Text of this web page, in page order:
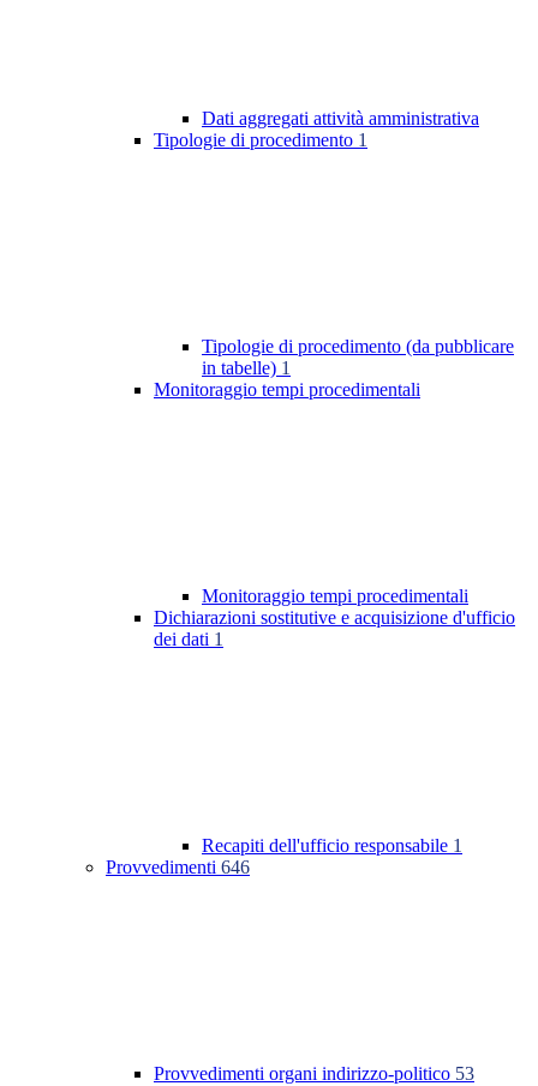
Dati aggregati attività amministrativa
Tipologie di procedimento 1
Tipologie di procedimento (da pubblicare
in tabelle) 1
Monitoraggio tempi procedimentali
Monitoraggio tempi procedimentali
Dichiarazioni sostitutive e acquisizione d'ufficio
dei dati 1
Recapiti dell'ufficio responsabile 1
Provvedimenti 646
Provvedimenti organi indirizzo-politico 53